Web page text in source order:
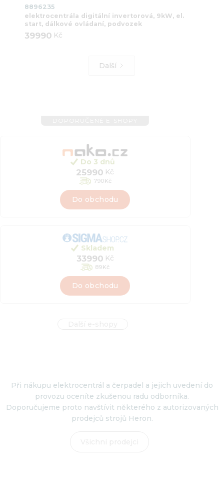
8896235
elektrocentrála digitální invertorová, 9kW, el.
start, dálkové ovládaní, podvozek
39990 Kč
Další
Do 3 dnů
25990 Kč
790Kč
Do obchodu
Skladem
33990 Kč
89Kč
Do obchodu
Při nákupu elektrocentrál a čerpadel a jejich uvedení do
provozu oceníte zkušenou radu odborníka.
Doporučujeme proto navštívit některého z autorizovaných
prodejců strojů Heron.